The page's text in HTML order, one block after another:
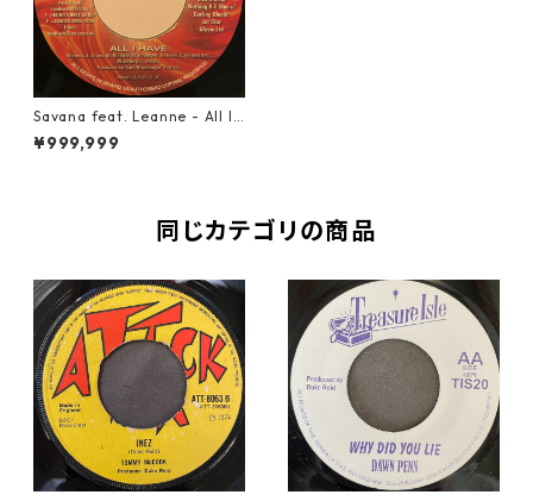
Savana feat. Leanne - All I
Have【7-10821】
¥999,999
同じカテゴリの商品